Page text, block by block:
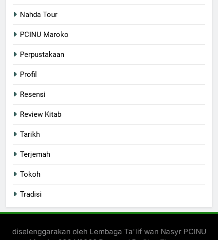
Nahda Tour
PCINU Maroko
Perpustakaan
Profil
Resensi
Review Kitab
Tarikh
Terjemah
Tokoh
Tradisi
diselenggarakan oleh Lembaga Ta'lif wan Nasyr PCINU